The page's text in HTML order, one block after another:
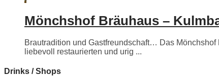
Mönchshof Bräuhaus –
Brautradition und Gastfreundschaft… Das
liebevoll restaurierten und urig ...
Drinks / Shops